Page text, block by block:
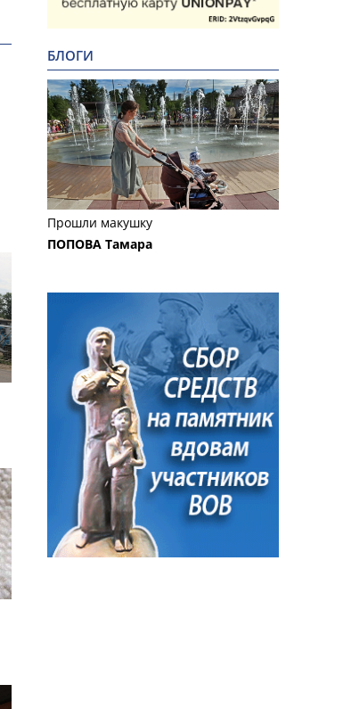
БЛОГИ
Прошли макушку
ПОПОВА Тамара